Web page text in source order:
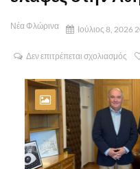
Νέα Φλώρινα Ιούλιος 8, 2026
Δεν επιτρέπεται σχολιασμός